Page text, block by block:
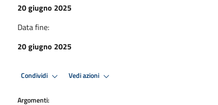
20 giugno 2025
Data fine:
20 giugno 2025
Condividi Vedi azioni
Argomenti: